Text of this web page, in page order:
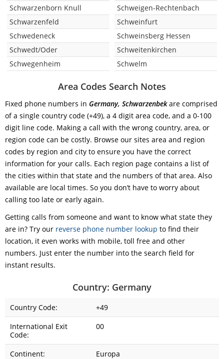
Schwarzenborn Knull
Schwarzenfeld
Schwedeneck
Schwedt/Oder
Schwegenheim
Schweigen-Rechtenbach
Schweinfurt
Schweinsberg Hessen
Schweitenkirchen
Schwelm
Area Codes Search Notes
Fixed phone numbers in Germany, Schwarzenbekare comprised
of a single country code (+49), a 4 digit area code, and a 0-100
digit line code. Making a call with the wrong country, area, or
region code can be costly. Browse our sites area and region
codes by region and city to ensure you have the correct
information for your calls. Each region page contains a list of
the cities within that state and the numbers of that area. Also
available are local times. So you don’t have to worry about
calling too late or early again.
Getting calls from someone and want to know what state they
are in? Try our reverse phone number lookup to find their
location, it even works with mobile, toll free and other
numbers. Just enter the number into the search field for
instant results.
Country: Germany
Country Code:
+49
International Exit
Code:
00
Continent:
Europa